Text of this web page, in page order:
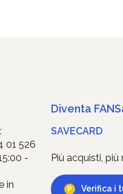
01 526
-
in
Diventa
SAVECARD
Più acquisti, più
Verifica i